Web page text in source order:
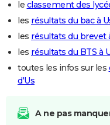
le classement des
les résultats du bac à
les résultats du brevet
les résultats du BTS à
toutes les infos sur les
d'Us
A ne pas